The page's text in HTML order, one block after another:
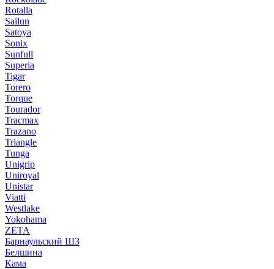
Rotalla
Sailun
Satoya
Sonix
Sunfull
Superia
Tigar
Torero
Torque
Tourador
Tracmax
Trazano
Triangle
Tunga
Unigrip
Uniroyal
Unistar
Viatti
Westlake
Yokohama
ZETA
Барнаульский ШЗ
Белшина
Кама